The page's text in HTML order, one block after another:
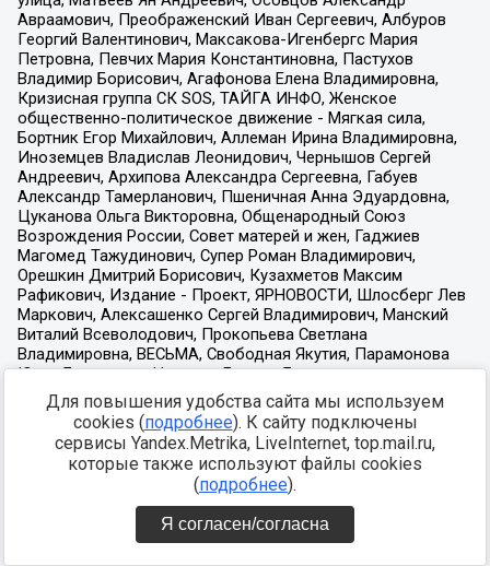
Для повышения удобства сайта мы используем
cookies (подробнее). К сайту подключены
сервисы Yandex.Metrika, LiveInternet, top.mail.ru,
которые также используют файлы cookies
(подробнее).
Я согласен/согласна